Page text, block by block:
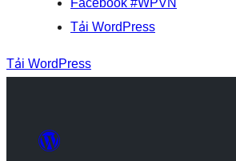
Facebook #WPVN
Tải WordPress
Tải WordPress